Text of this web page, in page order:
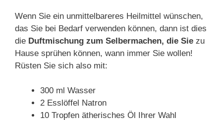
Wenn Sie ein unmittelbareres Heilmittel wünschen,
das Sie bei Bedarf verwenden können, dann ist dies
die Duftmischung zum Selbermachen, die Sie zu
Hause sprühen können, wann immer Sie wollen!
Rüsten Sie sich also mit:
300 ml Wasser
2 Esslöffel Natron
10 Tropfen ätherisches Öl Ihrer Wahl